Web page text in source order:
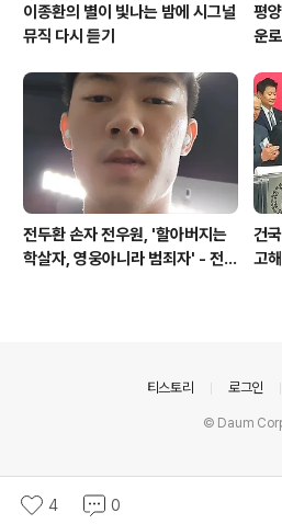
이종환의 별이 빛나는 밤에 시그널
뮤직 다시 듣기
평
운
전두환 손자 전우원, '할아버지는
학살자, 영웅아니라 범죄자' - 전재
건
고
4 0
티스토리 로그인
© Daum